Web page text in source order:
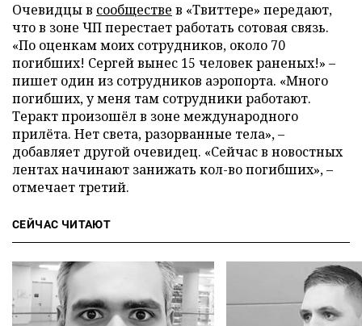
Очевидцы в сообществе в «Твиттере» передают,
что в зоне ЧП перестает работать сотовая связь.
«По оценкам моих сотрудников, около 70
погибших! Сергей вынес 15 человек раненых!» –
пишет один из сотрудников аэропорта. «Много
погибших, у меня там сотрудники работают.
Теракт произошёл в зоне международного
прилёта. Нет света, разорванные тела», –
добавляет другой очевидец. «Сейчас в новостных
лентах начинают занижать кол-во погибших», –
отмечает третий.
СЕЙЧАС ЧИТАЮТ